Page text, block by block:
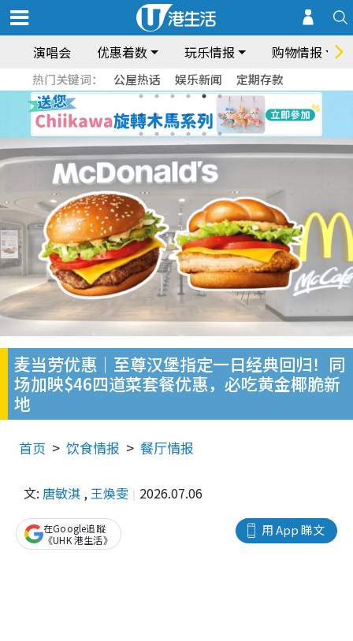
演唱会 优惠着数 玩乐情报 购物情报
热门关键词： 公屋热话 娱乐新闻 定期存款
麦当劳优惠｜至尊汉堡指定一日经典回归！同
场加映$46四道菜套餐优惠，必吃黄金椰脆新
地
首页 饮食情报 餐厅情报
文: 唐敏淇 ,王煥雯 2026.07.06
用 App 睇文
在Google追蹤
《UHK 港生活》